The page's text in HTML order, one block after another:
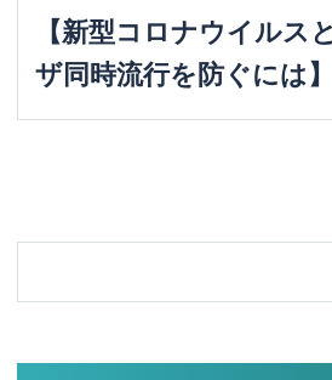
【新型コロナウイルス
ザ同時流行を防ぐには】